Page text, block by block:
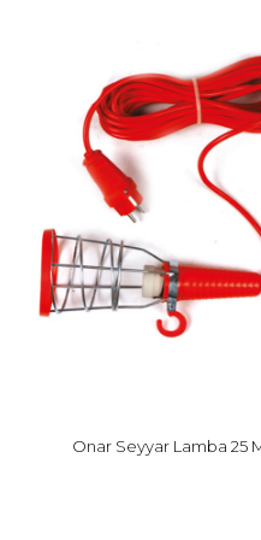
Onar Seyyar Lamba 25